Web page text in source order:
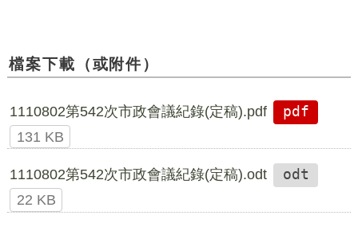
檔案下載（或附件）
1110802第542次市政會議紀錄(定稿).pdf
pdf
131 KB
1110802第542次市政會議紀錄(定稿).odt
odt
22 KB